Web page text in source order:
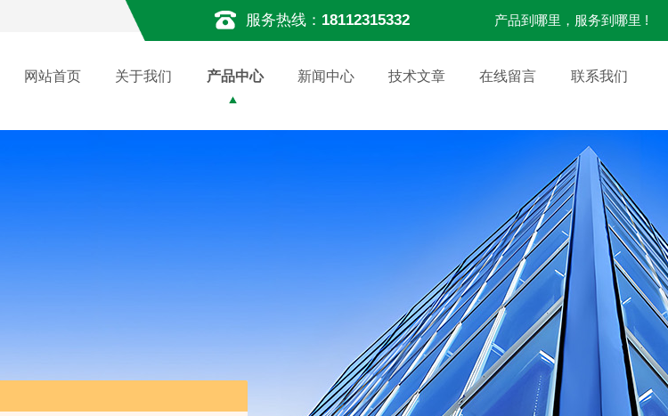
服务热线： 18112315332 产品到哪里，服务到哪里 !
网站首页 关于我们 产品中心 新闻中心 技术文章 在线留言 联系我们